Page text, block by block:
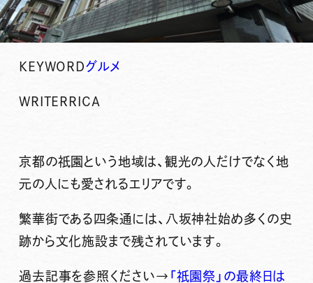
KEYWORDグルメ
WRITER RICA
京都の祇園 という地域は、観光の人だけでなく地
元の人にも愛されるエリアです。
繁華街である 四条通 には、 八坂神社始め多くの史
跡から文化施設まで残されています。
過去記事を参照ください→ 「祇園祭」の最終日は